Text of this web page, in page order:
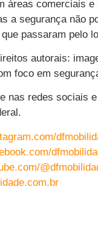
áreas comerciais
a segurança não
passaram pelo
autorais:
foco em
nas redes sociais